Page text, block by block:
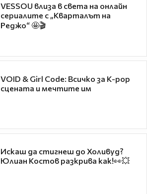
VESSOU влиза в света на онлайн
сериалите с „Кварталът на
Реджо“ 🤩🎬
VOID & Girl Code: Всичко за K-pop
сцената и мечтите им
Искаш да стигнеш до Холивуд?
Юлиан Костов разкрива как!👀💥